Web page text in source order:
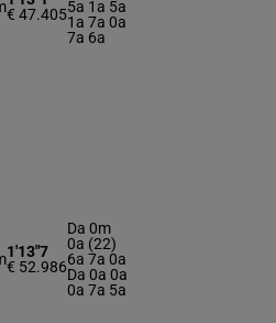
€ 47.4055a 1a 5a
1a 7a 0a
7a 6a
1'13"7
€ 52.986
Da 0m
0a (22)
6a 7a 0a
Da 0a 0a
0a 7a 5a